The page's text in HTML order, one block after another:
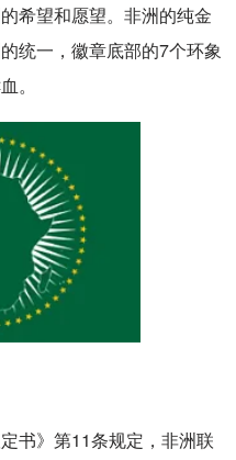
希望和愿望。非洲的纯金
统一，徽章底部的7个环象
。
书》第11条规定，非洲联